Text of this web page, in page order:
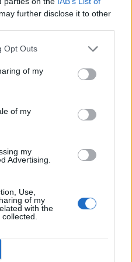
further disclose it to other
Opt Outs
of my
of my
my
Advertising.
Use,
of my
with the
för 16 timmar sedaniAllmänt
4 svar
? är ni nöjda?
för 22 timmar sedan iEl- och
Igår 00:53
Motorteknik
bråkar
torsdag 20:54
Generell
till